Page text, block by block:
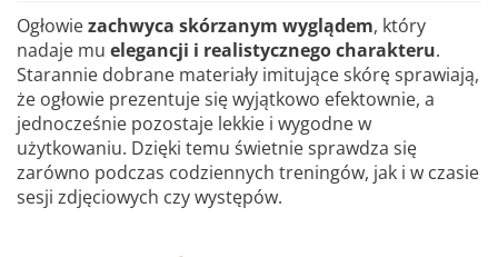
Ogłowiezachwyca skórzanym wyglądem, który
nadaje mu elegancji i realistycznego charakteru.
Starannie dobrane materiały imitujące skórę sprawiają,
że ogłowie prezentuje się wyjątkowo efektownie, a
jednocześnie pozostaje lekkie i wygodne w
użytkowaniu. Dzięki temu świetnie sprawdza się
zarówno podczas codziennych treningów, jak i w czasie
sesji zdjęciowych czy występów.